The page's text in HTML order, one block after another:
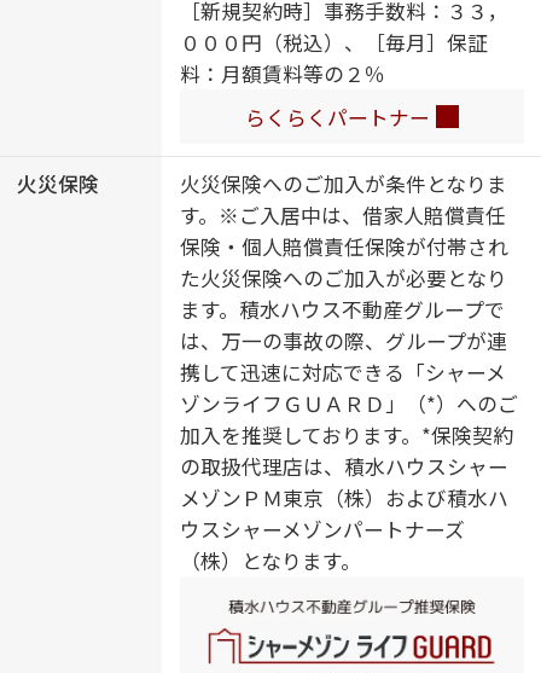
ハウス）／建築物省エネ性能表示制
度（ＢＥＬＳ）／浴室乾燥機（暖房
乾燥）／シャワー／ユニットバス１
３１８／浴室ＴＶ／洗濯機置場（室
／対面キッチン／ＩＨクッキングヒ
ーター／２口コンロ／グリル付きコ
ンロ／ラジェントヒーター／乾燥機
付食器洗浄機付／トイレ（洗浄機能
付便座）／バス・トイレ（セパレイ
ト）／ウォークインクローゼット／
大型玄関収納／全居室エアコン付／
バルコニー
［新規契約時］事務手数料：３３，
０００円（税込）、［毎月］保証
料：月額賃料等の２％
らくらくパートナー
火災保険
火災保険へのご加入が条件となりま
す。※ご入居中は、借家人賠償責任
保険・個人賠償責任保険が付帯され
た火災保険へのご加入が必要となり
ます。積水ハウス不動産グループで
は、万一の事故の際、グループが連
携して迅速に対応できる「シャーメ
ゾンライフＧＵＡＲＤ」（*）へのご
加入を推奨しております。*保険契約
の取扱代理店は、積水ハウスシャー
メゾンＰＭ東京（株）および積水ハ
ウスシャーメゾンパートナーズ
（株）となります。